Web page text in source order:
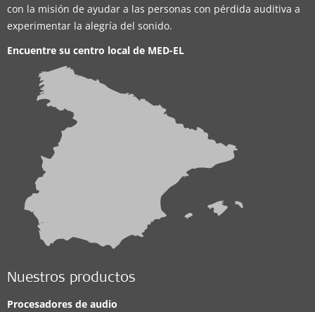
con la misión de ayudar a las personas con pérdida auditiva a
experimentar la alegría del sonido.
Encuentre su centro local de MED-EL
Nuestros productos
Procesadores de audio